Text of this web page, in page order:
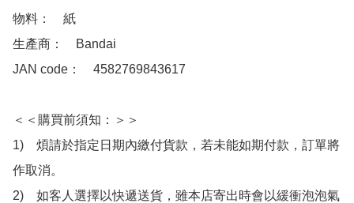
物料：　紙
生產商：　Bandai
JAN code：　4582769843617
＜＜購買前須知：＞＞
1)　煩請於指定日期內繳付貨款，若未能如期付款，訂單將
作取消。
2)　如客人選擇以快遞送貨，雖本店寄出時會以緩衝泡泡氣